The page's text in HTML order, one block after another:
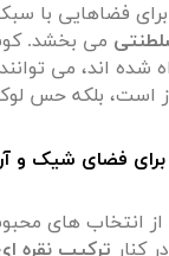
برای فضاهایی با
می بخشد.
شده اند، می
است، بلکه حس
انتخاب های
در کنار ترکیب نقره